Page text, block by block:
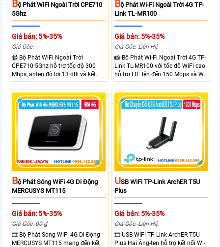
BỘ Phát WiFi Ngoài Trời CPE710
5Ghz
Giá bán: 5%-35%
Giá Gốc:
📹 Bộ Phát WiFi Ngoài Trời
CPE710 5Ghz hỗ trợ tốc độ 300
Mbps, anten độ lợi 13 dBi và kết
nối đường dài trên 10 km trong
điều kiện phù hợp. Trang bị cổng
Ethernet Shielded 10/100 Mbps, hỗ
trợ PoE Passive, MAXtream TDMA,
quản lý tập trung và phân tích
quang phổ. Chuẩn IPX5 giúp tăng
khả năng chống chịu thời tiết.
BỘ Phát Wi-Fi Ngoài Trời 4G TP-
Link TL-MR100
Giá bán: 5%-35%
Giá Gốc: Liên Hệ
📸 Bộ Phát Wi-Fi Ngoài Trời 4G TP-
Link TL-MR100 với tốc độ WiFi cao
hỗ trợ LTE lên đến 150 Mbps và Wi-
Fi 2.4 GHz lên đến 300 Mbps với
thiết kế với vỏ chống chịu thời tiết
chuẩn IP65, chống sét ±6kV và
chống tĩnh điện ±15kV
BỘ Phát Sóng WiFi 4G Di Động
MERCUSYS MT115
Giá bán: 5%-35%
Giá Gốc: 00 ₫
🎞 Bộ Phát Sóng WiFi 4G Di Động
MERCUSYS MT115 mang đến kết
USB WiFi TP-Link ArchER T5U
Plus
Giá bán: 5%-35%
Giá Gốc: Liên Hệ
🎞 USB WiFi TP-Link ArchER T5U
Plus Hai Ăng-ten hỗ trợ kết nối Wi-